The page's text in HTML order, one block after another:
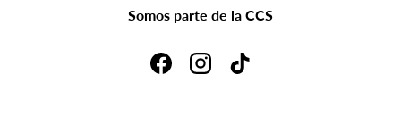
Somos parte de la CCS
FacebookInstagramTikTok